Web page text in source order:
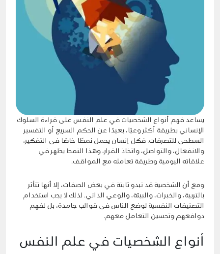
يساعد فهم أنواع الشخصيات في علم النفس على قراءة السلوك
الإنساني بطريقة أكثر وعيًا، بعيدًا عن الحكم السريع أو التفسير
السطحي للتصرفات. فكل إنسان يحمل نمطًا خاصًا في التفكير،
والانفعال، والتواصل، واتخاذ القرار، وهذا النمط يظهر في
علاقاته اليومية وطريقة تعامله مع المواقف.
ومع أن الشخصية قد تبدو ثابتة في بعض الصفات، إلا أنها تتأثر
بالتربية، والخبرات، والبيئة، والوعي الذاتي. لذلك لا يجب استخدام
التصنيفات النفسية لوضع الناس في قوالب جامدة، بل لفهم
دوافعهم وتحسين التعامل معهم.
أنواع الشخصيات في علم النفس